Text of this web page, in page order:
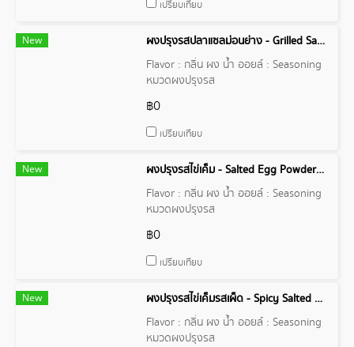
เปรียบเทียบ
New
ผงปรุงรสปลาแซลม่อนย่าง - Grilled Salmon Powder Flavor
Flavor : กลิ่น ผง น้ำ ออยล์ : Seasoning
หมวดผงปรุงรส
฿0
เปรียบเทียบ
New
ผงปรุงรสไข่เค็ม - Salted Egg Powder Flavor
Flavor : กลิ่น ผง น้ำ ออยล์ : Seasoning
หมวดผงปรุงรส
฿0
เปรียบเทียบ
New
ผงปรุงรสไข่เค็มรสเผ็ด - Spicy Salted Egg Powder Flavor
Flavor : กลิ่น ผง น้ำ ออยล์ : Seasoning
หมวดผงปรุงรส